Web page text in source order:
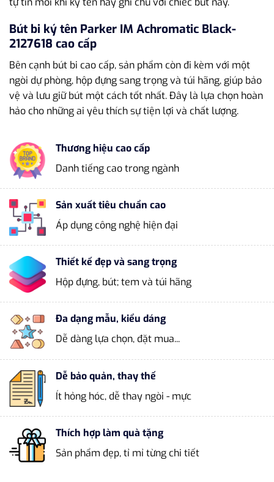
Bút bi ký tên Parker IM Achromatic Black-
2127618 cao cấp
Bên cạnh bút bi cao cấp, sản phẩm còn đi kèm với một
ngòi dự phòng, hộp đựng sang trọng và túi hãng, giúp bảo
vệ và lưu giữ bút một cách tốt nhất. Đây là lựa chọn hoàn
hảo cho những ai yêu thích sự tiện lợi và chất lượng.
Thương hiệu cao cấp
Danh tiếng cao trong ngành
Sản xuất tiêu chuẩn cao
Áp dụng công nghệ hiện đại
Thiết kế đẹp và sang trọng
Hộp đựng, bút; tem và túi hãng
Đa dạng mẫu, kiểu dáng
Dễ dàng lựa chọn, đặt mua...
Dễ bảo quản, thay thế
Ít hỏng hóc, dễ thay ngòi - mực
Thích hợp làm quà tặng
Sản phẩm đẹp, tỉ mỉ từng chi tiết